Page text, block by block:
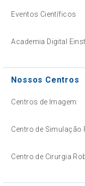
Eventos Científicos
Academia Digital
Nossos Centros
Centros de Imagem
Centro de Simulação
Centro de Cirurgia